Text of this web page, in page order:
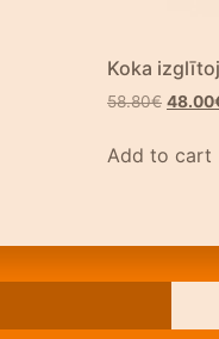
Koka
58.80€ 48.00
Add to cart